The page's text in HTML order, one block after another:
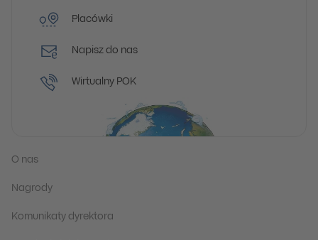
Placówki
Napisz do nas
Wirtualny POK
O nas
Nagrody
Komunikaty dyrektora